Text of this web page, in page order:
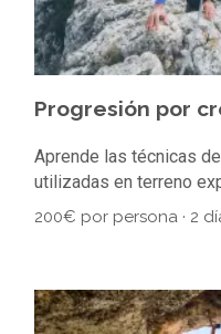
Progresión por
Aprende las técnicas
utilizadas en terreno
200€ por persona · 2